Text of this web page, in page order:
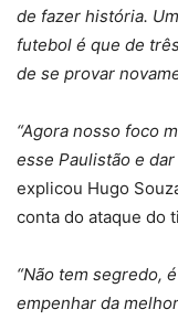
de fazer história.
futebol é que de
de se provar
“Agora nosso foco
esse Paulistão e
explicou Hugo
conta do ataque do
“Não tem segredo,
empenhar da